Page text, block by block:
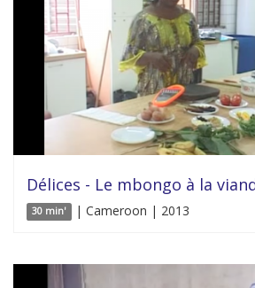
Délices - Le mbongo à la
30 min' | Cameroon | 2013